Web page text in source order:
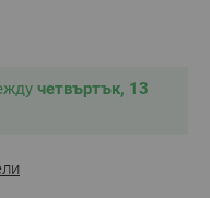
и е възможно
според
четвъртък, 13